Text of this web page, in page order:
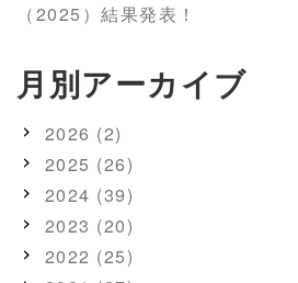
（2025）結果発表！
月別アーカイブ
2026 (2)
2025 (26)
2024 (39)
2023 (20)
2022 (25)